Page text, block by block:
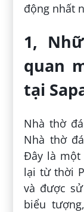
động nhất
1,
quan
tại
Nhà thờ
Nhà thờ
Đây là một
lại từ thời
và được
biểu